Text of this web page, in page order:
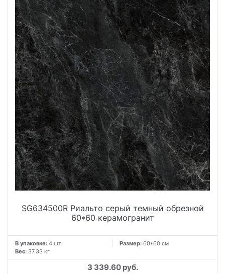
SG634500R Риальто серый темный обрезной
60*60 керамогранит
В упаковке: 4 шт Размер: 60*60 см
Вес: 37.33 кг
3 339.60 руб.